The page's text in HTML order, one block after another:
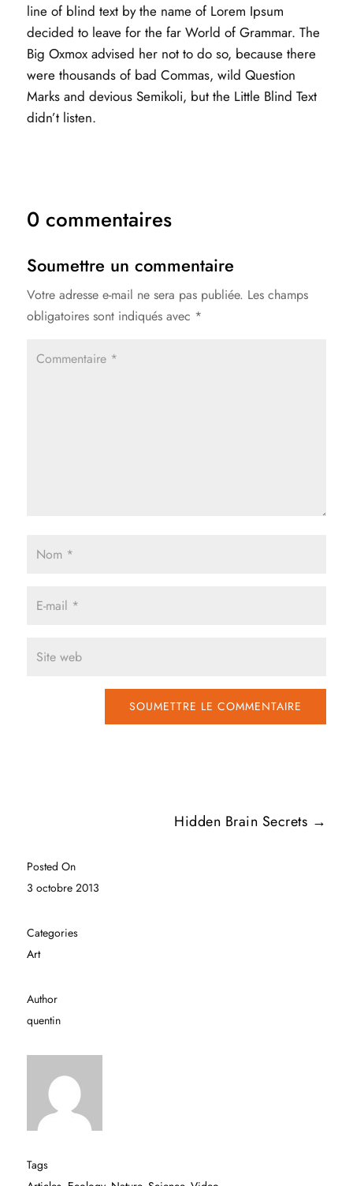
Posted On
3 octobre 2013
Categories
Art
Author
quentin
Tags
line of blind text by the name of Lorem Ipsum
decided to leave for the far World of Grammar. The
Big Oxmox advised her not to do so, because there
were thousands of bad Commas, wild Question
Marks and devious Semikoli, but the Little Blind Text
didn’t listen.
0 commentaires
Soumettre un commentaire
Votre adresse e-mail ne sera pas publiée. Les champs
obligatoires sont indiqués avec *
SOUMETTRE LE COMMENTAIRE
Hidden Brain Secrets →